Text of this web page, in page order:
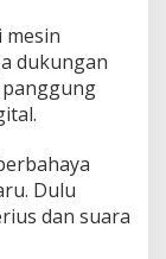
mesin
dukungan
Dulu
dan suara